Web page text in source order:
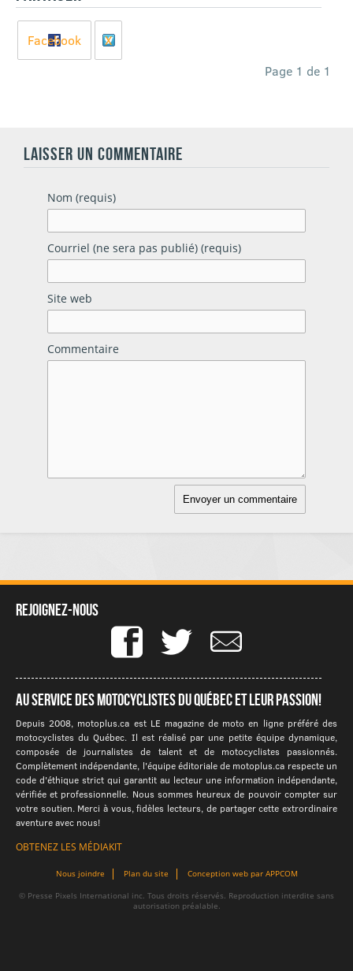
Facebook
X
Page 1 de 1
LAISSER UN COMMENTAIRE
Nom (requis)
Courriel (ne sera pas publié) (requis)
Site web
Commentaire
Rejoignez-nous
Au service des motocyclistes du québec et leur passion!
Depuis 2008, motoplus.ca est LE magazine de moto en ligne préféré des
motocyclistes du Québec. Il est réalisé par une petite équipe dynamique,
composée de journalistes de talent et de motocyclistes passionnés.
Complètement indépendante, l'équipe éditoriale de motoplus.ca respecte un
code d'éthique strict qui garantit au lecteur une information indépendante,
vérifiée et professionnelle. Nous sommes heureux de pouvoir compter sur
votre soutien. Merci à vous, fidèles lecteurs, de partager cette extrordinaire
aventure avec nous!
OBTENEZ LES MÉDIAKIT
Nous joindre Plan du site Conception web par APPCOM
© Presse Pixels International inc. Tous droits réservés. Reproduction interdite sans
autorisation préalable.